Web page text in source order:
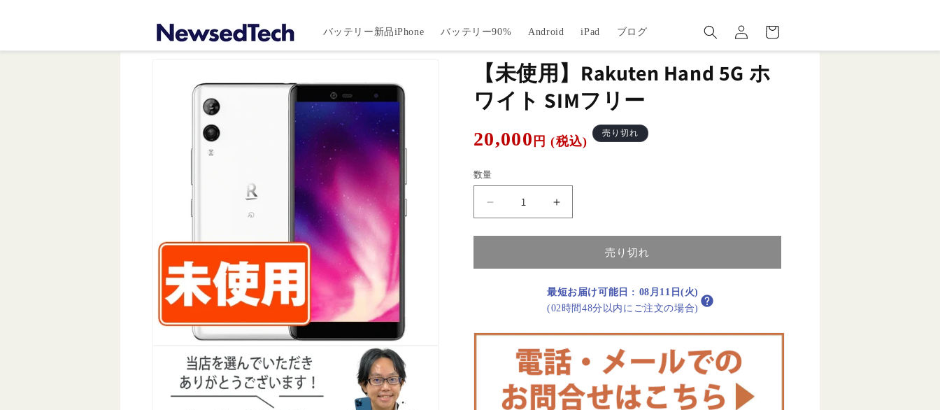
バッテリー新品iPhone バッテリー90% Android iPad ブログ
グ
イ
ー
ト
キップ
【未使用】Rakuten Hand 5G ホ
ワイト SIMフリー
通
価
格
20,000 円 (税込)
売り切れ
数量
Hand
イ
【未
Hand
5G
ホ
イ
ト
SIM
フ
リ
売り切れ
最短お届け可能日 : 08月11日(火)
(02時間48分以内にご注文の場合)